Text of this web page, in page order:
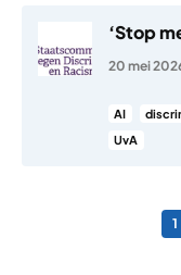
‘Stop
20 mei
AI
UvA
Berichten
1